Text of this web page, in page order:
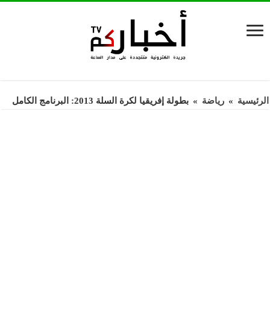
الرئيسية » رياضة » بطولة إفريقيا لكرة السلة 2013: البرنامج الكامل